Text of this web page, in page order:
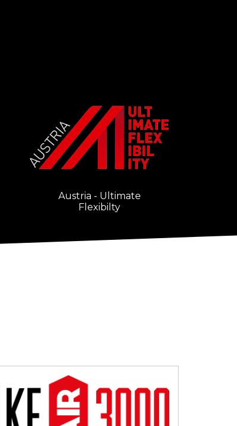
Austria - Ultimate
Flexibilty